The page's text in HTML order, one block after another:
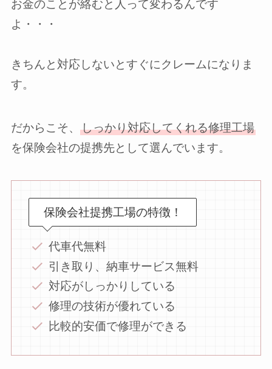
お金のことが絡むと人って変わるんです
よ・・・
きちんと対応しないとすぐにクレームになりま
す。
だからこそ、 しっかり対応してくれる修理工場
を保険会社の提携先として選んでいます。
保険会社提携工場の特徴！
代車代無料
引き取り、納車サービス無料
対応がしっかりしている
修理の技術が優れている
比較的安価で修理ができる